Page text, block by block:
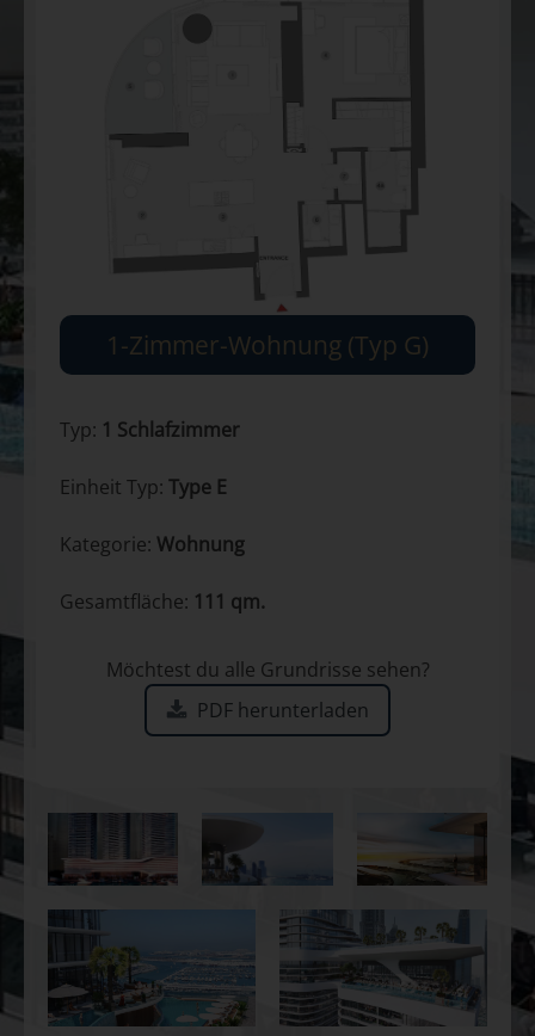
1-Zimmer-Wohnung (Typ G)
Typ: 1 Schlafzimmer
Einheit Typ: Type E
Kategorie: Wohnung
Gesamtfläche: 111 qm.
Möchtest du alle Grundrisse sehen?
PDF herunterladen